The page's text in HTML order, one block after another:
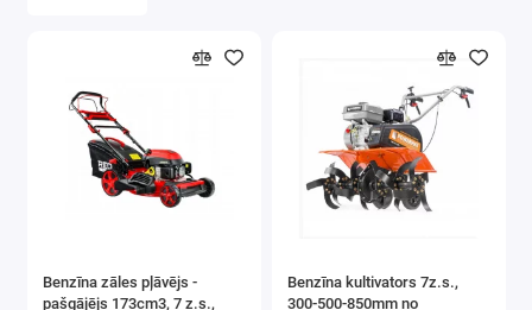
Benzīna zāles pļāvējs -
pašgājējs 173cm3, 7 z.s.,
Benzīna kultivators 7z.s.,
300-500-850mm no